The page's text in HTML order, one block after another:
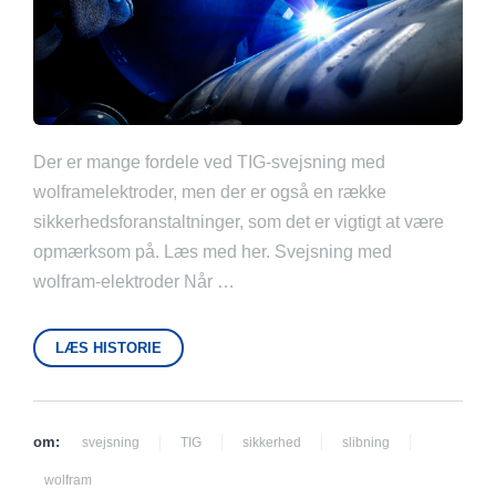
Der er mange fordele ved TIG-svejsning med
wolframelektroder, men der er også en række
sikkerhedsforanstaltninger, som det er vigtigt at være
opmærksom på. Læs med her. Svejsning med
wolfram-elektroder Når …
LÆS HISTORIE
om: svejsning TIG sikkerhed slibning
wolfram